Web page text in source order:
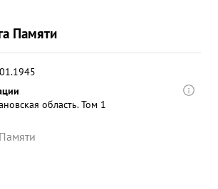
Памяти
область. Том 1